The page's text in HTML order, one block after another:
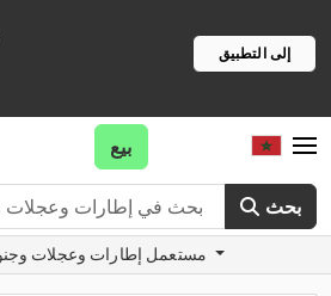
إلى التطبيق
بحث
بيع